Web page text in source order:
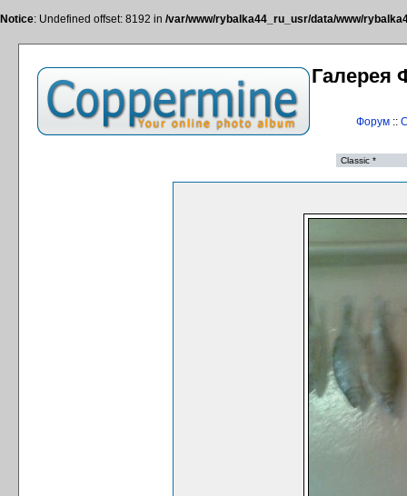
Notice: Undefined offset: 8192 in /var/www/rybalka44_ru_usr/data/www/
Галерея
Форум::